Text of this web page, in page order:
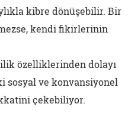
kibre dönüşebilir. Bir
kendi fikirlerinin
özelliklerinden dolayı
sosyal ve konvansiyonel
çekebiliyor.